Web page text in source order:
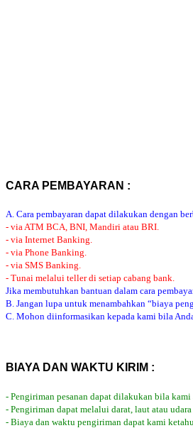
CARA PEMBAYARAN :
A. Cara pembayaran dapat dilakukan dengan
- via ATM BCA, BNI, Mandiri atau BRI.
- via Internet Banking.
- via Phone Banking.
- via SMS Banking.
- Tunai melalui teller di setiap cabang bank.
Jika membutuhkan bantuan dalam cara
B. Jangan lupa untuk menambahkan “biaya
C. Mohon diinformasikan kepada kami bila
BIAYA DAN WAKTU KIRIM :
- Pengiriman pesanan dapat dilakukan bila
- Pengiriman dapat melalui darat, laut atau
- Biaya dan waktu pengiriman dapat kami